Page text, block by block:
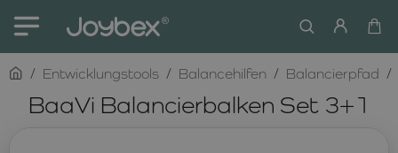
BaaVi Balancierbalken Set 3+1
homeEntwicklungstools Balancehilfen Balancierpfad